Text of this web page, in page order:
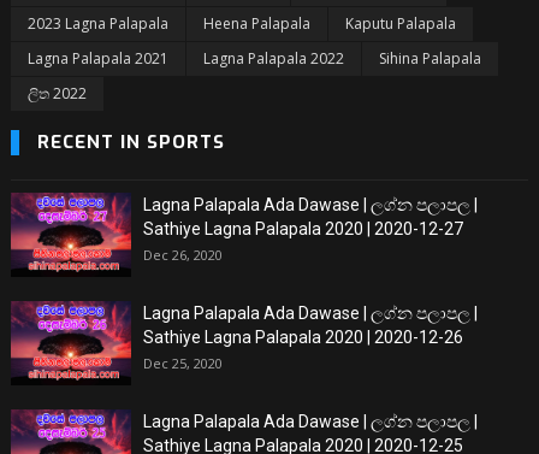
2023 Lagna Palapala
Heena Palapala
Kaputu Palapala
Lagna Palapala 2021
Lagna Palapala 2022
Sihina Palapala
ලිත 2022
RECENT IN SPORTS
Lagna Palapala Ada Dawase | ලග්න පලාපල |
Sathiye Lagna Palapala 2020 | 2020-12-27
Dec 26, 2020
Lagna Palapala Ada Dawase | ලග්න පලාපල |
Sathiye Lagna Palapala 2020 | 2020-12-26
Dec 25, 2020
Lagna Palapala Ada Dawase | ලග්න පලාපල |
Sathiye Lagna Palapala 2020 | 2020-12-25